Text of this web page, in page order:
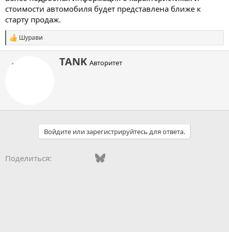
стоимости автомобиля будет представлена ближе к
старту продаж.
С
и
п
Шурави
А
в
TANK Авторитет
Войдите или зарегистрируйтесь для ответа.
Поделиться: Vkontakte
FacebookBluesky